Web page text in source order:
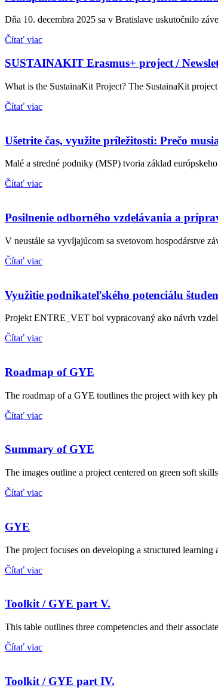
Dňa 10. decembra 2025 sa v Bratislave uskutočnilo
Čítať viac
SUSTAINAKIT Erasmus+ project /
What is the SustainaKit Project? The SustainaKit
Čítať viac
Ušetrite čas, využite príležitosti: Prečo
Malé a stredné podniky (MSP) tvoria základ
Čítať viac
Posilnenie odborného vzdelávania a
V neustále sa vyvíjajúcom sa svetovom
Čítať viac
Využitie podnikateľského potenciálu
Projekt ENTRE_VET bol vypracovaný ako návrh
Čítať viac
Roadmap of GYE
The roadmap of a GYE toutlines the project with key
Čítať viac
Summary of GYE
The images outline a project centered on green soft
Čítať viac
GYE
The project focuses on developing a structured
Čítať viac
Toolkit / GYE part V.
This table outlines three competencies and their
Čítať viac
Toolkit / GYE part IV.